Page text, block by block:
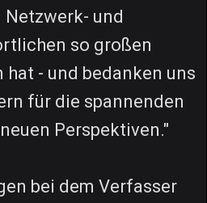
Netzwerk- und
so großen
- und bedanken uns
für die spannenden
Perspektiven."
bei dem Verfasser